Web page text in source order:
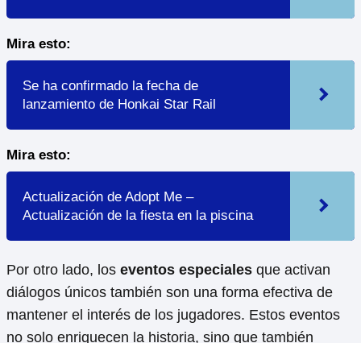
Mira esto:
Se ha confirmado la fecha de
lanzamiento de Honkai Star Rail
Mira esto:
Actualización de Adopt Me –
Actualización de la fiesta en la piscina
Por otro lado, los eventos especiales que activan
diálogos únicos también son una forma efectiva de
mantener el interés de los jugadores. Estos eventos
no solo enriquecen la historia, sino que también